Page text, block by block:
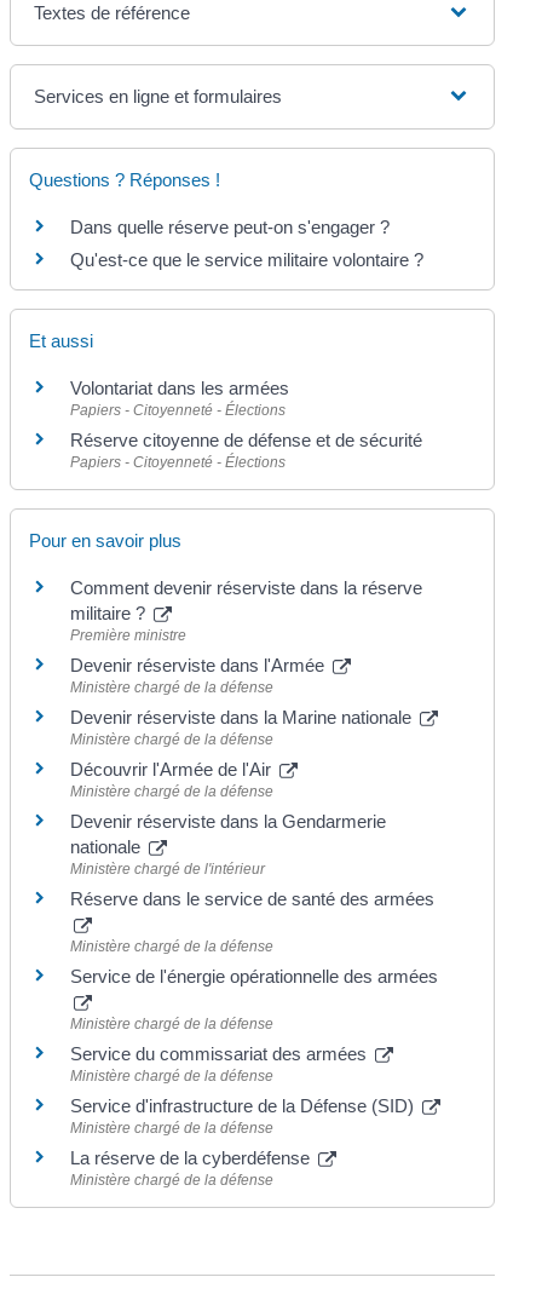
Textes de référence
Services en ligne et formulaires
Questions ? Réponses !
Dans quelle réserve peut-on s'engager ?
Qu'est-ce que le service militaire volontaire ?
Et aussi
Volontariat dans les armées
Papiers - Citoyenneté - Élections
Réserve citoyenne de défense et de sécurité
Papiers - Citoyenneté - Élections
Pour en savoir plus
Comment devenir réserviste dans la réserve
militaire ?
Première ministre
Devenir réserviste dans l'Armée
Ministère chargé de la défense
Devenir réserviste dans la Marine nationale
Ministère chargé de la défense
Découvrir l'Armée de l'Air
Ministère chargé de la défense
Devenir réserviste dans la Gendarmerie
nationale
Ministère chargé de l'intérieur
Réserve dans le service de santé des armées
Ministère chargé de la défense
Service de l'énergie opérationnelle des armées
Ministère chargé de la défense
Service du commissariat des armées
Ministère chargé de la défense
Service d'infrastructure de la Défense (SID)
Ministère chargé de la défense
La réserve de la cyberdéfense
Ministère chargé de la défense